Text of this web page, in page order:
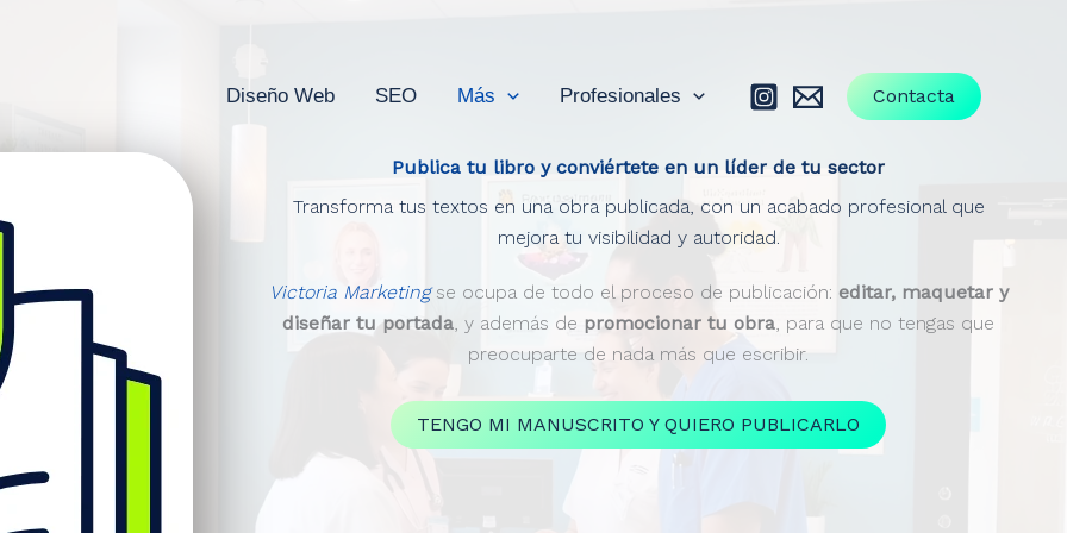
Diseño Web
SEO Más Profesionales Contacta
Publica tu libro y conviértete en un líder de tu sector
Transforma tus textos en una obra publicada, con un acabado profesional que
mejora tu visibilidad y autoridad.
Victoria Marketingse ocupa de todo el proceso de publicación: editar, maquetar y
diseñar tu portada, y además de promocionar tu obra, para que no tengas que
preocuparte de nada más que escribir.
TENGO MI MANUSCRITO Y QUIERO PUBLICARLO